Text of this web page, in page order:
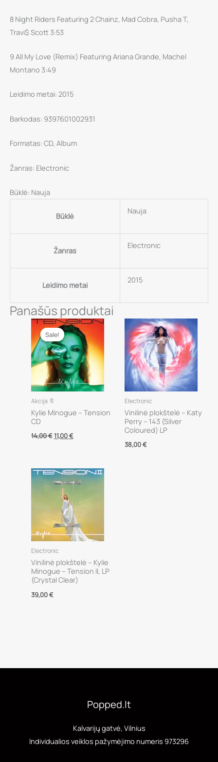
8 Night Riders Featuring 2 Chainz, Mad Cobra, Pusha T,
Travi$ Scott 3:53
9 All My Love (Remix) Featuring Ariana Grande, Machel
Montano 3:49
Leidimo metai: 2015
Barkodas: 9397601002931
Formatas: CD, Album
Žanras: Electronic
Būklė: Nauja
Būklė
Nauja
Žanras
Electronic
Leidimo metai
2015
Panašūs produktai
Sale!
Sale!
Akcija 🔖
Kylie Minogue – Tension
CD
14,00€Original
price
11,00€Current
price
Electronic
Vinilinė plokštelė – Katy
Perry – 143 (Silver
Coloured) LP
38,00€
Electronic
Vinilinė plokštelė – Kylie
Minogue – Tension II, LP
(Crystal Clear)
39,00€
Popped.lt
Kalvarijų gatvė, Vilnius
Individualios veiklos pažymėjimo numeris 973296